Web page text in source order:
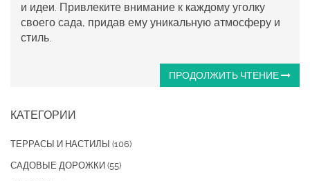
и идеи. Привлеките внимание к каждому уголку
своего сада, придав ему уникальную атмосферу и
стиль.
ПРОДОЛЖИТЬ ЧТЕНИЕ
КАТЕГОРИИ
ТЕРРАСЫ И НАСТИЛЫ (106)
САДОВЫЕ ДОРОЖКИ (55)